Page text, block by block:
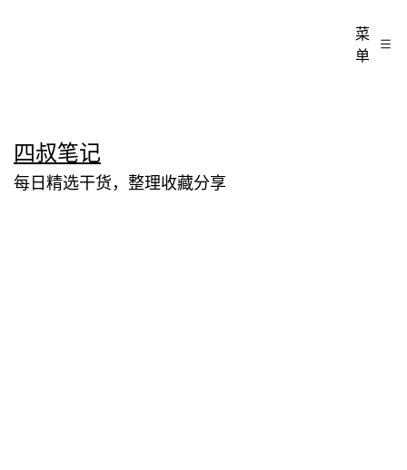
至
内
四叔笔记
每日精选干货，整理收藏分享
菜
单